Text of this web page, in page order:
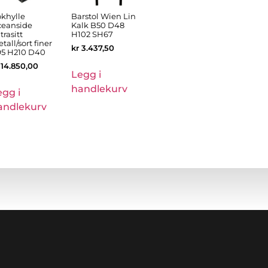
sort finer
H210 D40
i
Barstol Wien Lin
Kalk B50 D48
H102 SH67
kr 3.437,50
Legg i
handlekurv